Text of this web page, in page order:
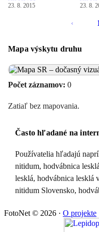
23. 8. 2015 23. 8.
‹
Mapa výskytu druhu
Počet záznamov: 0
Zatiaľ bez mapovania.
Často hľadané na
Používatelia hľadajú
nitidum, hodvábnica
lesklá, hodvábnica lesklá
nitidum Slovensko,
FotoNet © 2026 · O projekte